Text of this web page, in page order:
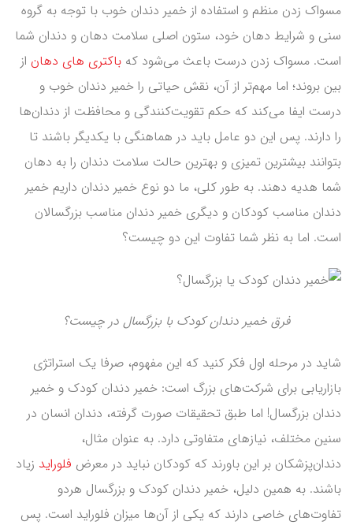
مسواک زدن منظم و استفاده از خمیر دندان خوب با توجه به گروه
سنی و شرایط دهان خود، ستون اصلی سلامت دهان و دندان شما
است. مسواک زدن درست باعث می‌شود که باکتری های دهان از
بین بروند؛ اما مهم‌تر از آن، نقش حیاتی را خمیر دندان خوب و
درست ایفا می‌کند که حکم تقویت‌کنندگی و محافظت از دندان‌ها
را دارند. پس این دو عامل باید در هماهنگی با یکدیگر باشند تا
بتوانند بیشترین تمیزی و بهترین حالت سلامت دندان را به دهان
شما هدیه دهند. به طور کلی، ما دو نوع خمیر دندان داریم خمیر
دندان مناسب کودکان و دیگری خمیر دندان مناسب بزرگسالان
است. اما به نظر شما تفاوت این دو چیست؟
فرق خمیر دندان کودک با بزرگسال در چیست؟
شاید در مرحله اول فکر کنید که این مفهوم، صرفا یک استراتژی
بازاریابی برای شرکت‌های بزرگ است: خمیر دندان کودک و خمیر
دندان بزرگسال! اما طبق تحقیقات صورت گرفته، دندان انسان در
سنین مختلف، نیازهای متفاوتی دارد. به عنوان مثال،
دندان‌پزشکان بر این باورند که کودکان نباید در معرض فلوراید زیاد
باشند. به همین دلیل، خمیر دندان کودک و بزرگسال هردو
تفاوت‌های خاصی دارند که یکی از آن‌ها میزان فلوراید است. پس